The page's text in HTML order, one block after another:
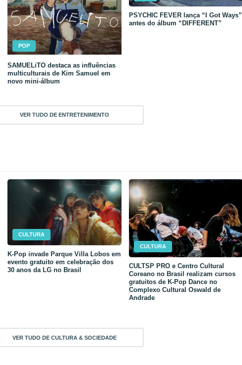
POP
SAMUELiTO destaca as influências
multiculturais de Kim Samuel em
novo mini-álbum
PSYCHIC FEVER lança “I Got Ways”
antes do álbum “DIFFERENT”
VER TUDO DE ENTRETENIMENTO
CULTURA
K-Pop invade Parque Villa Lobos em
evento gratuito em celebração dos
30 anos da LG no Brasil
CULTURA
CULTSP PRO e Centro Cultural
Coreano no Brasil realizam cursos
gratuitos de K-Pop Dance no
Complexo Cultural Oswald de
Andrade
VER TUDO DE CULTURA & SOCIEDADE